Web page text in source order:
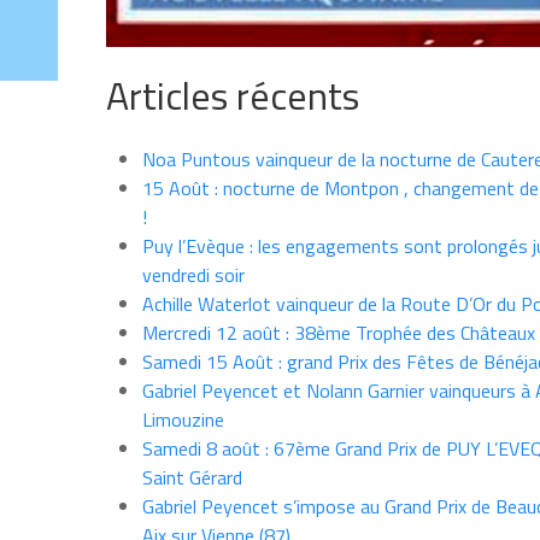
Articles récents
Noa Puntous vainqueur de la nocturne de
15 Août : nocturne de Montpon , changement
!
Puy l’Evèque : les engagements sont prolongés
vendredi soir
Achille Waterlot vainqueur de la Route D’Or du
Mercredi 12 août : 38ème Trophée des Châteaux
Samedi 15 Août : grand Prix des Fêtes de
Gabriel Peyencet et Nolann Garnier vainqueurs à
Limouzine
Samedi 8 août : 67ème Grand Prix de PUY
Saint Gérard
Gabriel Peyencet s’impose au Grand Prix de